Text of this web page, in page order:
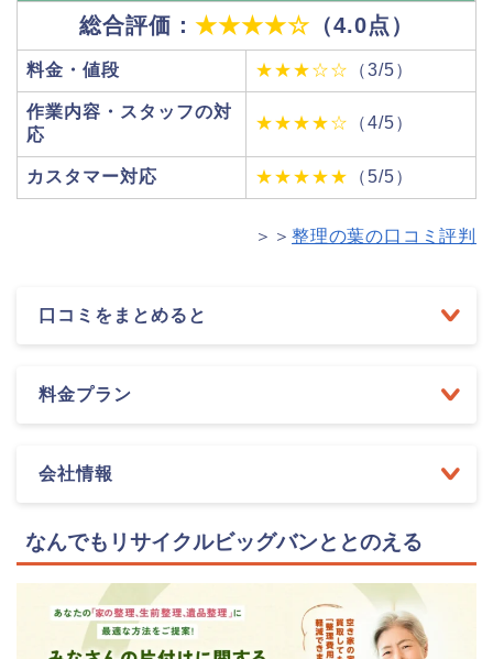
総合評価： ★★★★☆ （4.0点）
料金・値段 ★★★☆☆ （3/5）
作業内容・スタッフの対
応
★★★★☆ （4/5）
カスタマー対応 ★★★★★ （5/5）
＞＞ 整理の葉の口コミ評判
口コミをまとめると
料金プラン
会社情報
なんでもリサイクルビッグバンととのえる